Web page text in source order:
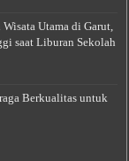
Utama di Garut,
saat Liburan Sekolah
Berkualitas untuk